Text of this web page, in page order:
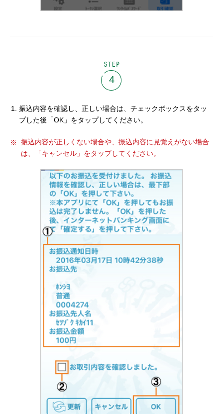
4
振込内容を確認し、正しい場合は、チェックボックスをタッ
プした後「OK」をタップしてください。
振込内容が正しくない場合や、振込内容に見覚えがない場合
は、「キャンセル」をタップしてください。